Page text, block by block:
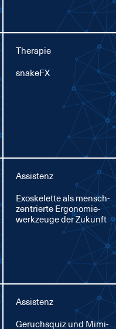
Therapie
snake­FX
Assistenz
Exo­s­ke­let­te als mensch­
zen­trier­te Er­go­no­mie­
werk­zeu­ge der Zu­kunft
Assistenz
Ge­ruchs­quiz und Mi­mi­